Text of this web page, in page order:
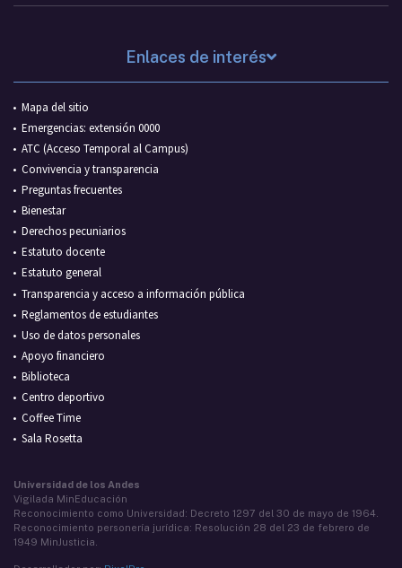
Enlaces de interés
Mapa del sitio
Emergencias: extensión 0000
ATC (Acceso Temporal al Campus)
Convivencia y transparencia
Preguntas frecuentes
Bienestar
Derechos pecuniarios
Estatuto docente
Estatuto general
Transparencia y acceso a información pública
Reglamentos de estudiantes
Uso de datos personales
Apoyo financiero
Biblioteca
Centro deportivo
Coffee Time
Sala Rosetta
Universidad de los Andes
Vigilada MinEducación
Reconocimiento como Universidad: Decreto 1297 del 30 de mayo de 1964.
Reconocimiento personería jurídica: Resolución 28 del 23 de febrero de
1949 MinJusticia.